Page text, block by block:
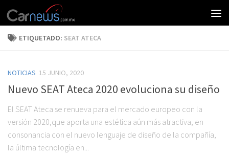
ETIQUETADO: SEAT ATECA
NOTICIAS 15 JUNIO, 2020
Nuevo SEAT Ateca 2020 evoluciona su diseño
El SEAT Ateca se renueva para el mercado europeo con la
versión 2020,que aporta una estética aún más atractiva, en
consonancia con el nuevo lenguaje de diseño de la compañía,
la última tecnología en...